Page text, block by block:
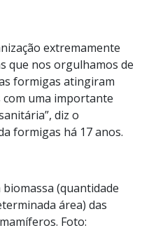
extremamente
que nos orgulhamos de
formigas atingiram
uma importante
diz o
formigas há 17 anos.
(quantidade
área) das
Foto: